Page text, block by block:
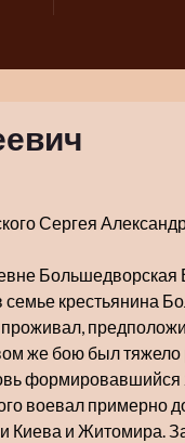
Сергея
семье
же бою был тяжело
формировавшийся
воевал примерно
и Житомира.